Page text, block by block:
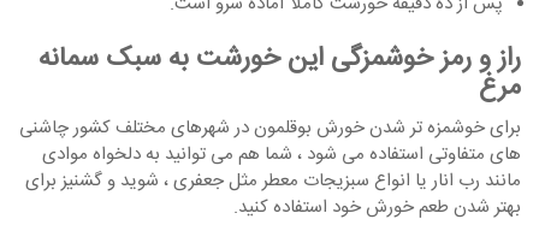
راز و رمز خوشمزگی این خورشت به سبک سمانه
مرغ
برای خوشمزه تر شدن خورش بوقلمون در شهرهای مختلف کشور چاشنی
های متفاوتی استفاده می شود ، شما هم می توانید به دلخواه موادی
مانند رب انار یا انواع سبزیجات معطر مثل جعفری ، شوید و گشنیز برای
بهتر شدن طعم خورش خود استفاده کنید.